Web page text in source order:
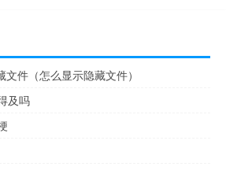
件（怎么显示隐藏文件）
及吗